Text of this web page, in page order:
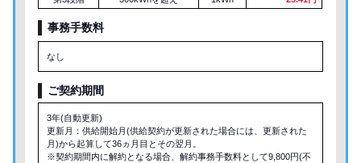
事務手数料
なし
ご契約期間
3年(自動更新)
更新月：供給開始月(供給契約が更新された場合には、更新された
月)から起算して36ヵ月目とその翌月。
※契約期間内に解約となる場合、解約事務手数料として9,800円(不